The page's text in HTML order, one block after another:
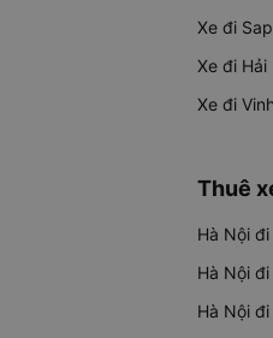
Xe đi
Xe đi Hải
Xe đi
Thuê
Hà Nội
Hà Nội
Hà Nội đi